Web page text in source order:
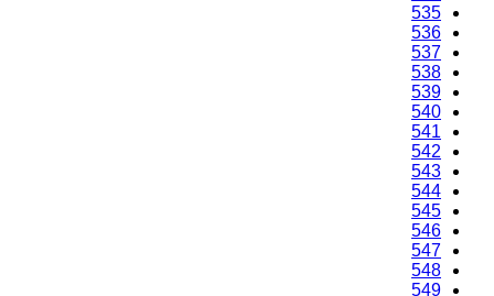
535
536
537
538
539
540
541
542
543
544
545
546
547
548
549